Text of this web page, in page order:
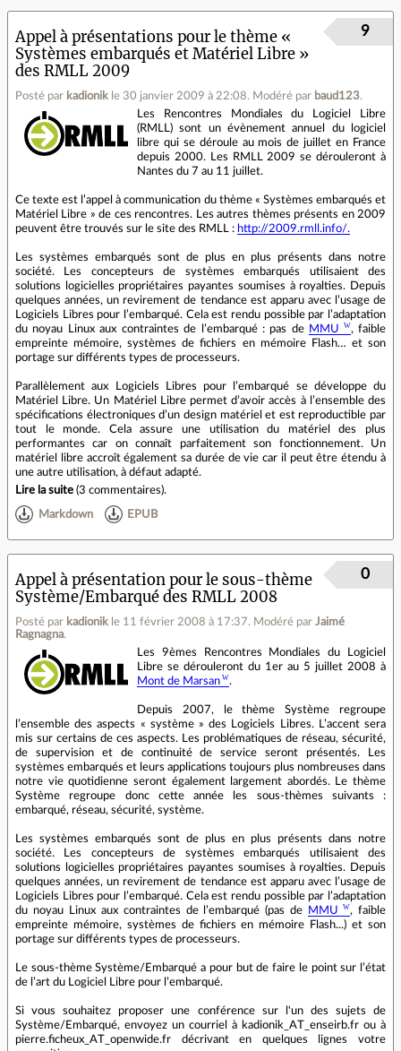
Appel à présentations pour le thème «
Systèmes embarqués et Matériel Libre »
des RMLL 2009
Posté par kadionik le 30 janvier 2009 à 22:08. Modéré par baud123.
9
Les Rencontres Mondiales du Logiciel Libre
(RMLL) sont un évènement annuel du logiciel
libre qui se déroule au mois de juillet en France
depuis 2000. Les RMLL 2009 se dérouleront à
Nantes du 7 au 11 juillet.
Ce texte est l’appel à communication du thème « Systèmes embarqués et
Matériel Libre » de ces rencontres. Les autres thèmes présents en 2009
peuvent être trouvés sur le site des RMLL : http://2009.rmll.info/.
Les systèmes embarqués sont de plus en plus présents dans notre
société. Les concepteurs de systèmes embarqués utilisaient des
solutions logicielles propriétaires payantes soumises à royalties. Depuis
quelques années, un revirement de tendance est apparu avec l’usage de
Logiciels Libres pour l’embarqué. Cela est rendu possible par l’adaptation
du noyau Linux aux contraintes de l’embarqué : pas de MMU
, faible
empreinte mémoire, systèmes de fichiers en mémoire Flash… et son
portage sur différents types de processeurs.
Parallèlement aux Logiciels Libres pour l’embarqué se développe du
Matériel Libre. Un Matériel Libre permet d’avoir accès à l’ensemble des
spécifications électroniques d’un design matériel et est reproductible par
tout le monde. Cela assure une utilisation du matériel des plus
performantes car on connaît parfaitement son fonctionnement. Un
matériel libre accroît également sa durée de vie car il peut être étendu à
une autre utilisation, à défaut adapté.
Lire la suite (3 commentaires).
Markdown EPUB
Appel à présentation pour le sous-thème
Système/Embarqué des RMLL 2008
Posté par kadionik le 11 février 2008 à 17:37. Modéré par Jaimé
Ragnagna.
0
Les 9èmes Rencontres Mondiales du Logiciel
Libre se dérouleront du 1er au 5 juillet 2008 à
Mont de Marsan
.
Depuis 2007, le thème Système regroupe
l’ensemble des aspects « système » des Logiciels Libres. L’accent sera
mis sur certains de ces aspects. Les problématiques de réseau, sécurité,
de supervision et de continuité de service seront présentés. Les
systèmes embarqués et leurs applications toujours plus nombreuses dans
notre vie quotidienne seront également largement abordés. Le thème
Système regroupe donc cette année les sous-thèmes suivants :
embarqué, réseau, sécurité, système.
Les systèmes embarqués sont de plus en plus présents dans notre
société. Les concepteurs de systèmes embarqués utilisaient des
solutions logicielles propriétaires payantes soumises à royalties. Depuis
quelques années, un revirement de tendance est apparu avec l’usage de
Logiciels Libres pour l’embarqué. Cela est rendu possible par l’adaptation
du noyau Linux aux contraintes de l’embarqué (pas de
MMU
, faible
empreinte mémoire, systèmes de fichiers en mémoire Flash...) et son
portage sur différents types de processeurs.
Le sous-thème Système/Embarqué a pour but de faire le point sur l’état
de l’art du Logiciel Libre pour l’embarqué.
Si vous souhaitez proposer une conférence sur l'un des sujets de
Système/Embarqué, envoyez un courriel à kadionik_AT_enseirb.fr ou à
pierre.ficheux_AT_openwide.fr décrivant en quelques lignes votre